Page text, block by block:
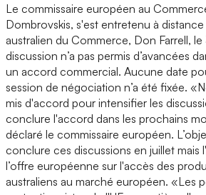
Le commissaire européen au
Dombrovskis, s'est entretenu à
australien du Commerce, Don Farrell, le
discussion n’a pas permis d’avancées
un accord commercial. Aucune date
session de négociation n’a été fixée.
mis d'accord pour intensifier les
conclure l'accord dans les prochains
déclaré le commissaire européen.
conclure ces discussions en juillet mais
l’offre européenne sur l'accès des
australiens au marché européen. «Les